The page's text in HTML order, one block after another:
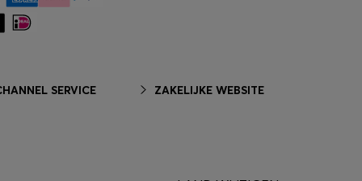
SERVICE ZAKELIJKE WEBSITE